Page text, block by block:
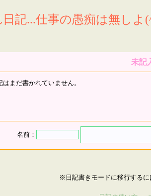
記...仕事の愚痴は無しよ
未記
はまだ書かれていません。
名前：
※日記書きモードに移行するに